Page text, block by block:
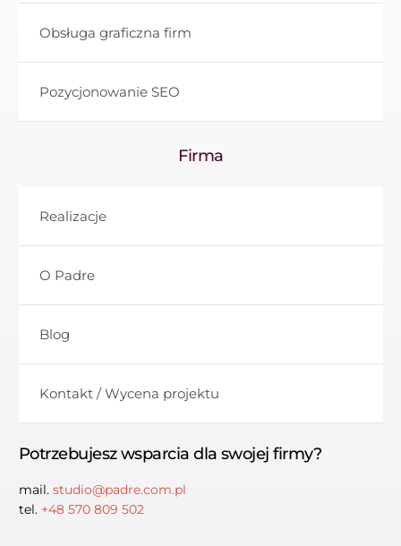
Obsługa graficzna firm
Pozycjonowanie SEO
Firma
Realizacje
O Padre
Blog
Kontakt / Wycena projektu
Potrzebujesz wsparcia dla swojej firmy?
mail. studio@padre.com.pl
tel. +48 570 809 502